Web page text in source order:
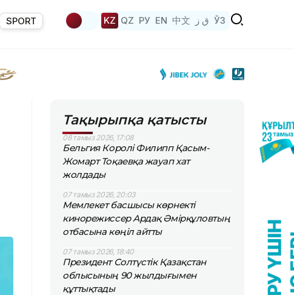
SPORT KZ QZ РУ EN 中文 ق ز ЎЗ
Тақырыпқа қатысты
08 тамыз 2026, 17:08
Бельгия Королі Филипп Қасым-
Жомарт Тоқаевқа жауап хат
жолдады
07 тамыз 2026, 20:03
Мемлекет басшысы көрнекті
кинорежиссер Ардақ Әмірқұловтың
отбасына көңіл айтты
07 тамыз 2026, 18:40
Президент Солтүстік Қазақстан
облысының 90 жылдығымен
құттықтады